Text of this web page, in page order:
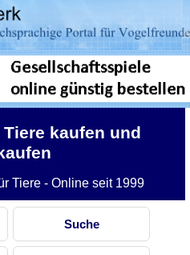
Tiere kaufen und
Tiere - Online seit 1999
Suche